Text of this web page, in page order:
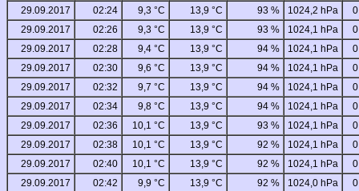
29.09.2017
02:24 9,3 °C 13,9 °C 93 % 1024,2 hPa
29.09.2017
02:26 9,3 °C 13,9 °C 93 % 1024,1 hPa
29.09.2017
02:28 9,4 °C 13,9 °C 94 % 1024,1 hPa
29.09.2017
02:30 9,6 °C 13,9 °C 94 % 1024,1 hPa
29.09.2017
02:32 9,7 °C 13,9 °C 94 % 1024,1 hPa
29.09.2017
02:34 9,8 °C 13,9 °C 94 % 1024,1 hPa
29.09.2017
02:36 10,1 °C 13,9 °C 93 % 1024,1 hPa
29.09.2017
02:38 10,1 °C 13,9 °C 92 % 1024,1 hPa
29.09.2017
02:40 10,1 °C 13,9 °C 92 % 1024,1 hPa
29.09.2017
02:42 9,9 °C 13,9 °C 92 % 1024,0 hPa